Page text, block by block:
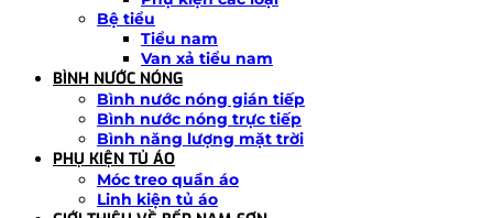
Bệ tiểu
Tiểu nam
Van xả tiểu nam
BÌNH NƯỚC NÓNG
Bình nước nóng gián tiếp
Bình nước nóng trực tiếp
Bình năng lượng mặt trời
PHỤ KIỆN TỦ ÁO
Móc treo quần áo
Linh kiện tủ áo